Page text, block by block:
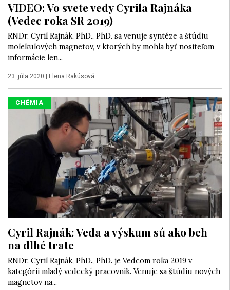
VIDEO: Vo svete vedy Cyrila Rajnáka
(Vedec roka SR 2019)
RNDr. Cyril Rajnák, PhD., PhD. sa venuje syntéze a štúdiu
molekulových magnetov, v ktorých by mohla byť nositeľom
informácie len...
23. júla 2020 | Elena Rakúsová
CHÉMIA
Cyril Rajnák: Veda a výskum sú ako beh
na dlhé trate
RNDr. Cyril Rajnák, PhD., PhD. je Vedcom roka 2019 v
kategórii mladý vedecký pracovník. Venuje sa štúdiu nových
magnetov na...